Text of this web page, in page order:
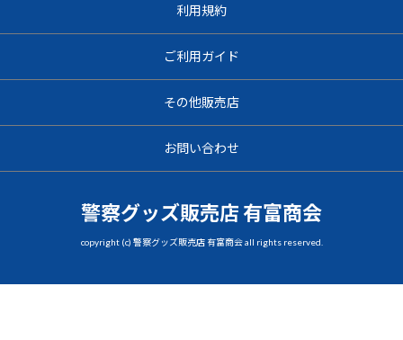
利用規約
ご利用ガイド
その他販売店
お問い合わせ
警察グッズ販売店 有富商会
copyright (c) 警察グッズ販売店 有富商会 all rights reserved.